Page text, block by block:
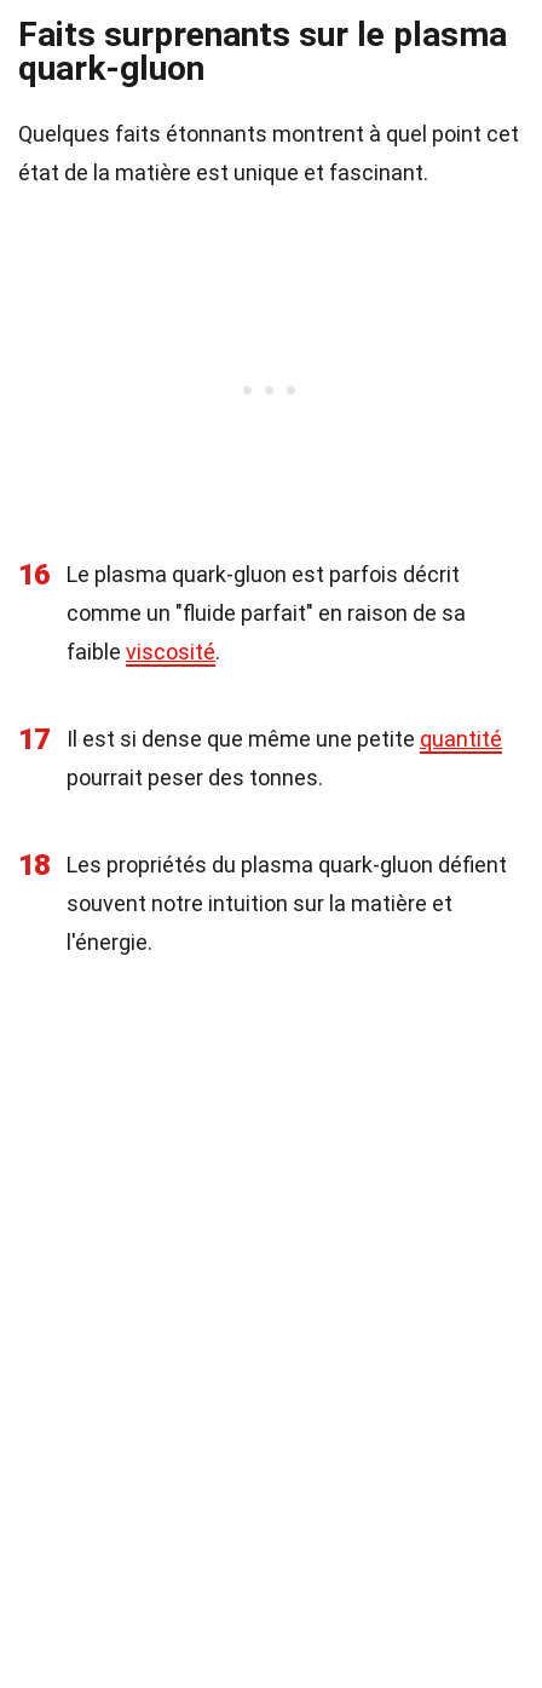
Faits surprenants sur le plasma
quark-gluon
Quelques faits étonnants montrent à quel point cet
état de la matière est unique et fascinant.
16
Le plasma quark-gluon est parfois décrit
comme un "fluide parfait" en raison de sa
faible viscosité.
17 Il est si dense que même une petite quantité
pourrait peser des tonnes.
18
Les propriétés du plasma quark-gluon défient
souvent notre intuition sur la matière et
l'énergie.